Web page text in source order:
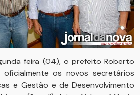
feira (04), o prefeito Roberto
oficialmente os novos secretários
e Gestão e de Desenvolvimento